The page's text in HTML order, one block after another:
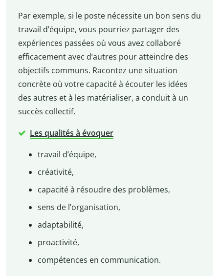
Par exemple, si le poste nécessite un bon sens du
travail d’équipe, vous pourriez partager des
expériences passées où vous avez collaboré
efficacement avec d’autres pour atteindre des
objectifs communs. Racontez une situation
concrète où votre capacité à écouter les idées
des autres et à les matérialiser, a conduit à un
succès collectif.
Les qualités à évoquer
travail d’équipe,
créativité,
capacité à résoudre des problèmes,
sens de l’organisation,
adaptabilité,
proactivité,
compétences en communication.